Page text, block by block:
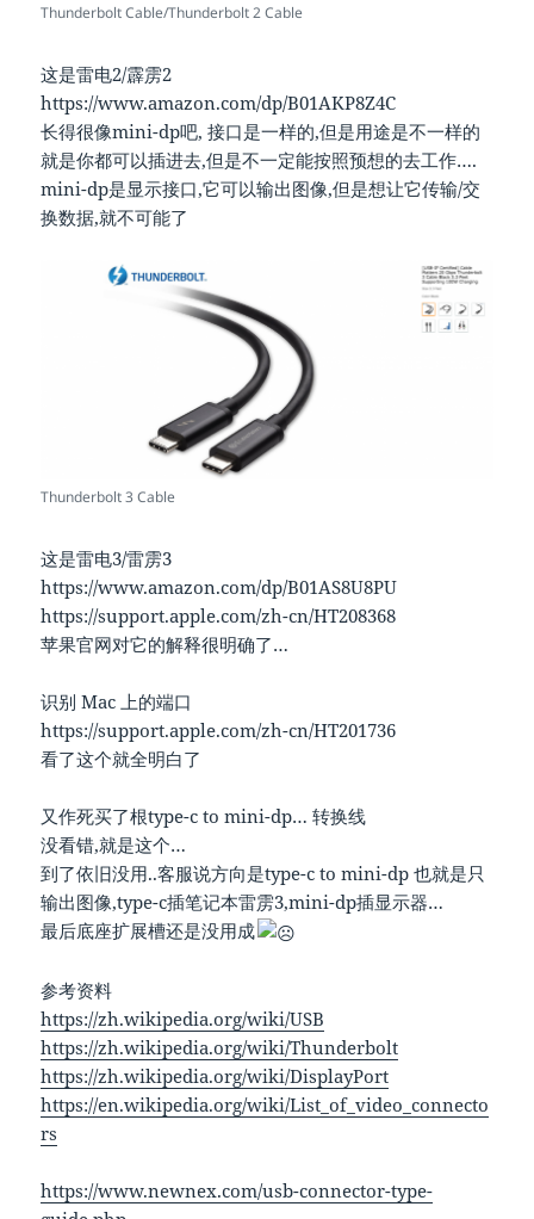
Thunderbolt Cable/Thunderbolt 2 Cable
这是雷电2/霹雳2
https://www.amazon.com/dp/B01AKP8Z4C
长得很像mini-dp吧, 接口是一样的,但是用途是不一样的
就是你都可以插进去,但是不一定能按照预想的去工作….
mini-dp是显示接口,它可以输出图像,但是想让它传输/交
换数据,就不可能了
Thunderbolt 3 Cable
这是雷电3/雷雳3
https://www.amazon.com/dp/B01AS8U8PU
https://support.apple.com/zh-cn/HT208368
苹果官网对它的解释很明确了…
识别 Mac 上的端口
https://support.apple.com/zh-cn/HT201736
看了这个就全明白了
又作死买了根type-c to mini-dp… 转换线
没看错,就是这个…
到了依旧没用..客服说方向是type-c to mini-dp 也就是只
输出图像,type-c插笔记本雷雳3,mini-dp插显示器…
最后底座扩展槽还是没用成
参考资料
https://zh.wikipedia.org/wiki/USB
https://zh.wikipedia.org/wiki/Thunderbolt
https://zh.wikipedia.org/wiki/DisplayPort
https://en.wikipedia.org/wiki/List_of_video_connecto
rs
https://www.newnex.com/usb-connector-type-